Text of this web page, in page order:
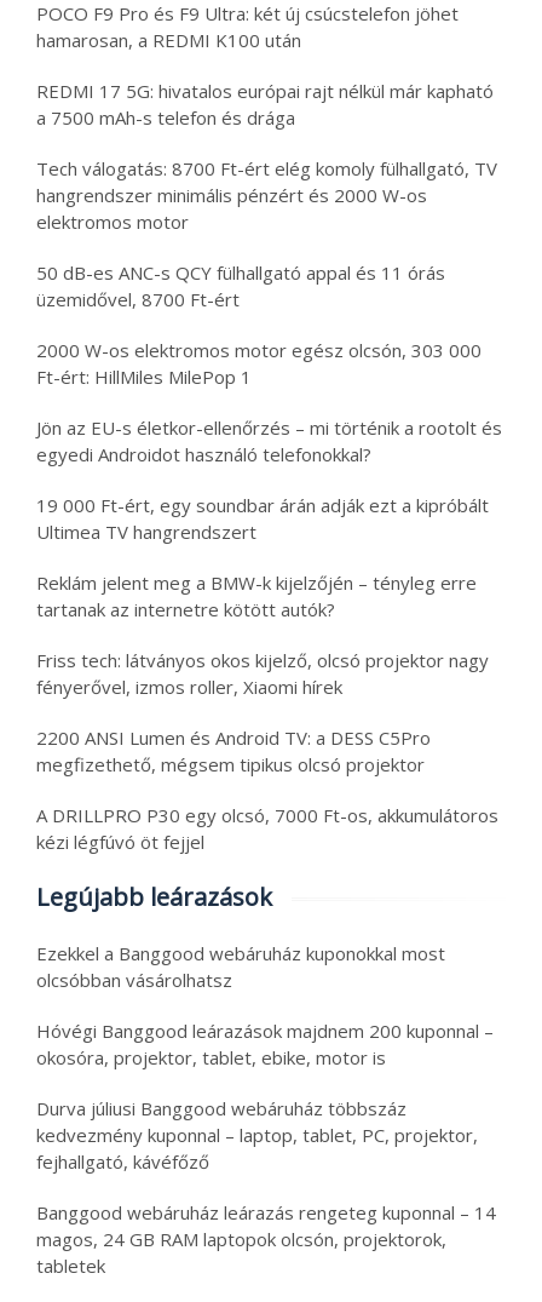
POCO F9 Pro és F9 Ultra: két új csúcstelefon jöhet
hamarosan, a REDMI K100 után
REDMI 17 5G: hivatalos európai rajt nélkül már kapható
a 7500 mAh-s telefon és drága
Tech válogatás: 8700 Ft-ért elég komoly fülhallgató, TV
hangrendszer minimális pénzért és 2000 W-os
elektromos motor
50 dB-es ANC-s QCY fülhallgató appal és 11 órás
üzemidővel, 8700 Ft-ért
2000 W-os elektromos motor egész olcsón, 303 000
Ft-ért: HillMiles MilePop 1
Jön az EU-s életkor-ellenőrzés – mi történik a rootolt és
egyedi Androidot használó telefonokkal?
19 000 Ft-ért, egy soundbar árán adják ezt a kipróbált
Ultimea TV hangrendszert
Reklám jelent meg a BMW-k kijelzőjén – tényleg erre
tartanak az internetre kötött autók?
Friss tech: látványos okos kijelző, olcsó projektor nagy
fényerővel, izmos roller, Xiaomi hírek
2200 ANSI Lumen és Android TV: a DESS C5Pro
megfizethető, mégsem tipikus olcsó projektor
A DRILLPRO P30 egy olcsó, 7000 Ft-os, akkumulátoros
kézi légfúvó öt fejjel
Legújabb leárazások
Ezekkel a Banggood webáruház kuponokkal most
olcsóbban vásárolhatsz
Hóvégi Banggood leárazások majdnem 200 kuponnal –
okosóra, projektor, tablet, ebike, motor is
Durva júliusi Banggood webáruház többszáz
kedvezmény kuponnal – laptop, tablet, PC, projektor,
fejhallgató, kávéfőző
Banggood webáruház leárazás rengeteg kuponnal – 14
magos, 24 GB RAM laptopok olcsón, projektorok,
tabletek